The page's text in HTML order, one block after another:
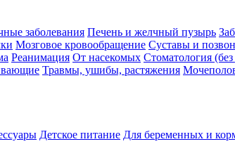
заболевания Печень и желчный пузырь
Мозговое кровообращение Суставы и
Реанимация От насекомых Стоматология
Травмы, ушибы, растяжения
Детское питание Для беременных и